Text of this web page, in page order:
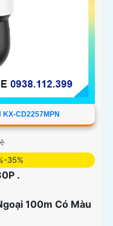
KX-CD2257MPN
35%
.
100m Có Màu